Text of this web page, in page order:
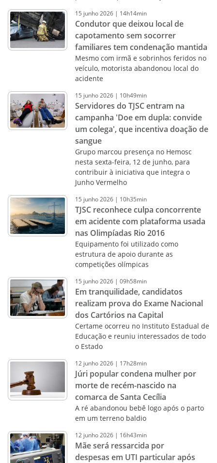
15 junho2026 | 14h14min
Condutor que deixou local de
capotamento sem socorrer
familiares tem condenação mantida
Mesmo com irmã e sobrinhos feridos no
veículo, motorista abandonou local do
acidente
15 junho2026 | 10h49min
Servidores do TJSC entram na
campanha 'Doe em dupla: convide
um colega', que incentiva doação de
sangue
Grupo marcou presença no Hemosc
nesta sexta-feira, 12 de junho, para
contribuir à iniciativa que integra o
Junho Vermelho
15 junho2026 | 10h35min
TJSC reconhece culpa concorrente
em acidente com plataforma usada
nas Olimpíadas Rio 2016
Equipamento foi utilizado como
estrutura de apoio durante as
competições olímpicas
15 junho2026 | 09h58min
Em tranquilidade, candidatos
realizam prova do Exame Nacional
dos Cartórios na Capital
Certame ocorreu no Instituto Estadual de
Educação e reuniu interessados de todo
o Estado
12 junho2026 | 17h28min
Júri popular condena mulher por
morte de recém-nascido na
comarca de Santa Cecília
A ré abandonou bebê logo após o parto
em um terreno baldio
12 junho2026 | 16h43min
Mãe será ressarcida por
despesas em UTI particular após